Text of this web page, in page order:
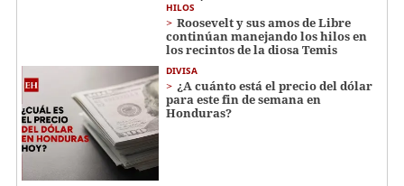
HILOS
Roosevelt y sus amos de Libre
continúan manejando los hilos en
los recintos de la diosa Temis
DIVISA
¿A cuánto está el precio del dólar
para este fin de semana en
Honduras?